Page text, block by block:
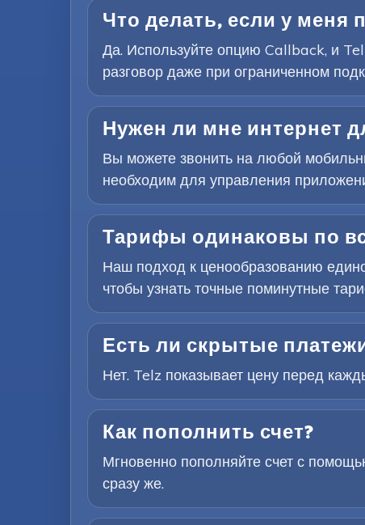
Что делать, если у меня
Да. Используйте опцию Callback, и
разговор даже при ограниченном
Нужен ли мне интернет
Вы можете звонить на любой
необходим для управления
Тарифы одинаковы по
Наш подход к ценообразованию
чтобы узнать точные поминутные
Есть ли скрытые
Нет. Telz показывает цену перед
Как пополнить счет?
Мгновенно пополняйте счет с
сразу же.